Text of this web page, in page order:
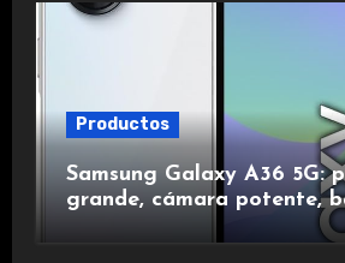
Productos
Samsung Galaxy A36 5G:
grande, cámara potente,
duradera y carga rápida
experiencia premium.